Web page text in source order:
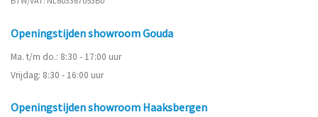
Openingstijden showroom Gouda
Ma. t/m do.: 8:30 - 17:00 uur
Vrijdag: 8:30 - 16:00 uur
Openingstijden showroom Haaksbergen